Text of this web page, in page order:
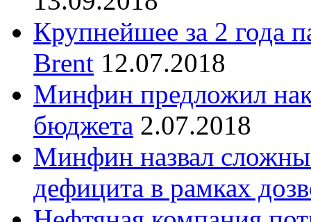
Крупнейшее за 2 года
Brent 12.07.2018
Минфин предложил
бюджета 2.07.2018
Минфин назвал
дефицита в рамках